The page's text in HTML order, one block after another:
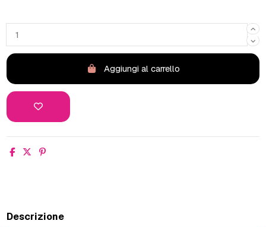
Aggiungi al carrello
Descrizione